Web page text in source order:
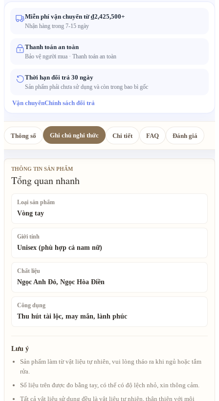
Miễn phí vận chuyển từ ₫2,425,500+
Nhận hàng trong 7-15 ngày
Thanh toán an toàn
Bảo vệ người mua · Thanh toán an toàn
Thời hạn đổi trả 30 ngày
Sản phẩm phải chưa sử dụng và còn trong bao bì gốc
Vận chuyểnChính sách đổi trả
Thông số Ghi chú nghi thức Chi tiết FAQ Đánh giá
THÔNG TIN SẢN PHẨM
Tổng quan nhanh
Loại sản phẩm
Vòng tay
Giới tính
Unisex (phù hợp cả nam nữ)
Chất liệu
Ngọc Anh Đỏ, Ngọc Hòa Điền
Công dụng
Thu hút tài lộc, may mắn, lành phúc
Lưu ý
Sản phẩm làm từ vật liệu tự nhiên, vui lòng tháo ra khi ngủ hoặc tắm
rửa.
Số liệu trên được đo bằng tay, có thể có độ lệch nhỏ, xin thông cảm.
Tất cả vật liệu sử dụng đều là vật liệu tự nhiên, thân thiện với môi